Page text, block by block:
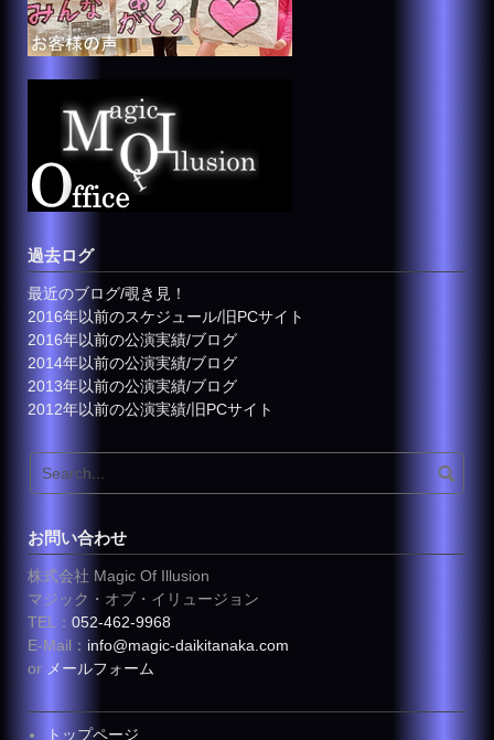
過去ログ
最近のブログ/覗き見！
2016年以前のスケジュール/旧PCサイト
2016年以前の公演実績/ブログ
2014年以前の公演実績/ブログ
2013年以前の公演実績/ブログ
2012年以前の公演実績/旧PCサイト
お問い合わせ
株式会社 Magic Of Illusion
マジック・オブ・イリュージョン
TEL： 052-462-9968
E-Mail： info@magic-daikitanaka.com
or メールフォーム
トップページ